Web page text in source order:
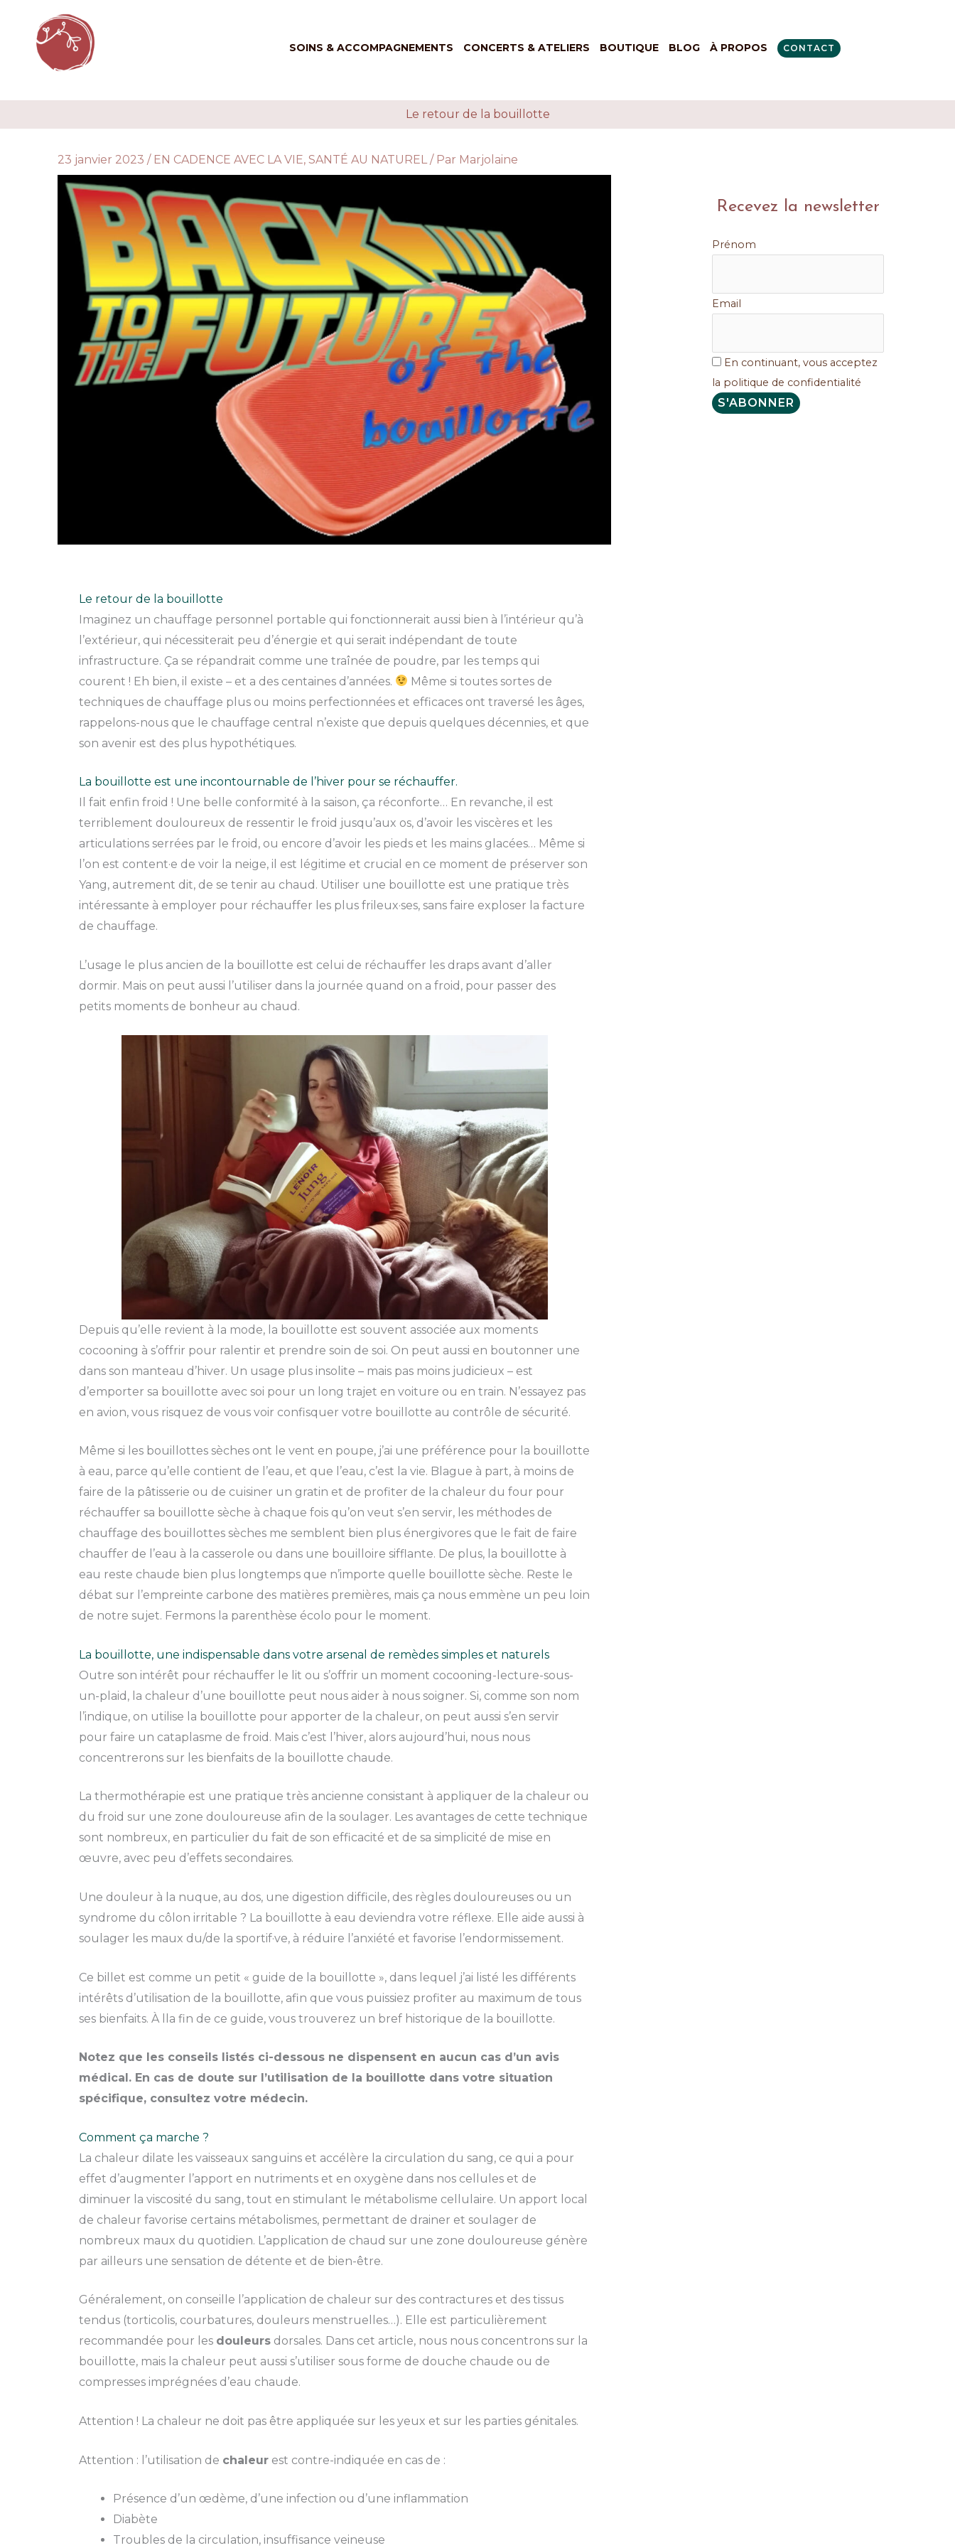
contenu
SOINS & ACCOMPAGNEMENTS CONCERTS & ATELIERS BOUTIQUE BLOG À PROPOS CONTACT
Le retour de la bouillotte
23 janvier 2023 / EN CADENCE AVEC LA VIE, SANTÉ AU NATUREL/ Par Marjolaine
Le retour de la bouillotte
Imaginez un chauffage personnel portable qui fonctionnerait aussi bien à l’intérieur qu’à
l’extérieur, qui nécessiterait peu d’énergie et qui serait indépendant de toute
infrastructure. Ça se répandrait comme une traînée de poudre, par les temps qui
courent ! Eh bien, il existe – et a des centaines d’années.
Même si toutes sortes de
techniques de chauffage plus ou moins perfectionnées et efficaces ont traversé les âges,
rappelons-nous que le chauffage central n’existe que depuis quelques décennies, et que
son avenir est des plus hypothétiques.
La bouillotte est une incontournable de l’hiver pour se réchauffer.
Il fait enfin froid ! Une belle conformité à la saison, ça réconforte… En revanche, il est
terriblement douloureux de ressentir le froid jusqu’aux os, d’avoir les viscères et les
articulations serrées par le froid, ou encore d’avoir les pieds et les mains glacées… Même si
l’on est content·e de voir la neige, il est légitime et crucial en ce moment de préserver son
Yang, autrement dit, de se tenir au chaud. Utiliser une bouillotte est une pratique très
intéressante à employer pour réchauffer les plus frileux·ses, sans faire exploser la facture
de chauffage.
L’usage le plus ancien de la bouillotte est celui de réchauffer les draps avant d’aller
dormir. Mais on peut aussi l’utiliser dans la journée quand on a froid, pour passer des
petits moments de bonheur au chaud.
Depuis qu’elle revient à la mode, la bouillotte est souvent associée aux moments
cocooning à s’offrir pour ralentir et prendre soin de soi. On peut aussi en boutonner une
dans son manteau d’hiver. Un usage plus insolite – mais pas moins judicieux – est
d’emporter sa bouillotte avec soi pour un long trajet en voiture ou en train. N’essayez pas
en avion, vous risquez de vous voir confisquer votre bouillotte au contrôle de sécurité.
Même si les bouillottes sèches ont le vent en poupe, j’ai une préférence pour la bouillotte
à eau, parce qu’elle contient de l’eau, et que l’eau, c’est la vie. Blague à part, à moins de
faire de la pâtisserie ou de cuisiner un gratin et de profiter de la chaleur du four pour
réchauffer sa bouillotte sèche à chaque fois qu’on veut s’en servir, les méthodes de
chauffage des bouillottes sèches me semblent bien plus énergivores que le fait de faire
chauffer de l’eau à la casserole ou dans une bouilloire sifflante. De plus, la bouillotte à
eau reste chaude bien plus longtemps que n’importe quelle bouillotte sèche. Reste le
débat sur l’empreinte carbone des matières premières, mais ça nous emmène un peu loin
de notre sujet. Fermons la parenthèse écolo pour le moment.
La bouillotte, une indispensable dans votre arsenal de remèdes simples et naturels
Outre son intérêt pour réchauffer le lit ou s’offrir un moment cocooning-lecture-sous-
un-plaid, la chaleur d’une bouillotte peut nous aider à nous soigner. Si, comme son nom
l’indique, on utilise la bouillotte pour apporter de la chaleur, on peut aussi s’en servir
pour faire un cataplasme de froid. Mais c’est l’hiver, alors aujourd’hui, nous nous
concentrerons sur les bienfaits de la bouillotte chaude.
La thermothérapie est une pratique très ancienne consistant à appliquer de la chaleur ou
du froid sur une zone douloureuse afin de la soulager. Les avantages de cette technique
sont nombreux, en particulier du fait de son efficacité et de sa simplicité de mise en
œuvre, avec peu d’effets secondaires.
Une douleur à la nuque, au dos, une digestion difficile, des règles douloureuses ou un
syndrome du côlon irritable ? La bouillotte à eau deviendra votre réflexe. Elle aide aussi à
soulager les maux du/de la sportif·ve, à réduire l’anxiété et favorise l’endormissement.
Ce billet est comme un petit « guide de la bouillotte », dans lequel j’ai listé les différents
intérêts d’utilisation de la bouillotte, afin que vous puissiez profiter au maximum de tous
ses bienfaits. À lla fin de ce guide, vous trouverez un bref historique de la bouillotte.
Notez que les conseils listés ci-dessous ne dispensent en aucun cas d’un avis
médical. En cas de doute sur l’utilisation de la bouillotte dans votre situation
spécifique, consultez votre médecin.
Comment ça marche ?
La chaleur dilate les vaisseaux sanguins et accélère la circulation du sang, ce qui a pour
effet d’augmenter l’apport en nutriments et en oxygène dans nos cellules et de
diminuer la viscosité du sang, tout en stimulant le métabolisme cellulaire. Un apport local
de chaleur favorise certains métabolismes, permettant de drainer et soulager de
nombreux maux du quotidien. L’application de chaud sur une zone douloureuse génère
par ailleurs une sensation de détente et de bien-être.
Généralement, on conseille l’application de chaleur sur des contractures et des tissus
tendus (torticolis, courbatures, douleurs menstruelles…). Elle est particulièrement
recommandée pour les douleurs dorsales. Dans cet article, nous nous concentrons sur la
bouillotte, mais la chaleur peut aussi s’utiliser sous forme de douche chaude ou de
compresses imprégnées d’eau chaude.
Attention ! La chaleur ne doit pas être appliquée sur les yeux et sur les parties génitales.
Attention : l’utilisation de chaleur est contre-indiquée en cas de :
Présence d’un œdème, d’une infection ou d’une inflammation
Diabète
Troubles de la circulation, insuffisance veineuse
Recevez la newsletter
Prénom
Email
En continuant, vous acceptez
la politique de confidentialité